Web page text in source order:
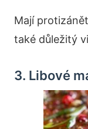
Mají
také důležitý
3. Libové